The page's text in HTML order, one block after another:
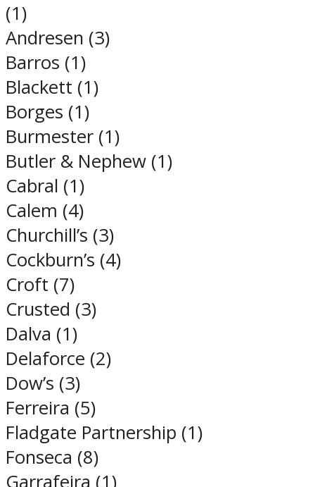
(1)
Andresen (3)
Barros (1)
Blackett (1)
Borges (1)
Burmester (1)
Butler & Nephew (1)
Cabral (1)
Calem (4)
Churchill’s (3)
Cockburn’s (4)
Croft (7)
Crusted (3)
Dalva (1)
Delaforce (2)
Dow’s (3)
Ferreira (5)
Fladgate Partnership (1)
Fonseca (8)
Garrafeira (1)